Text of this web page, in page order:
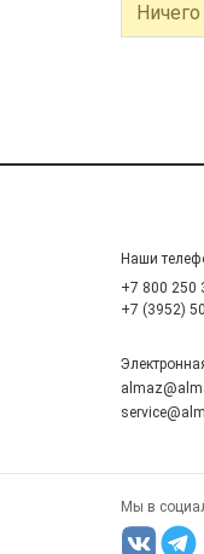
Наши
+7 800 250
+7 (3952)
Мы в